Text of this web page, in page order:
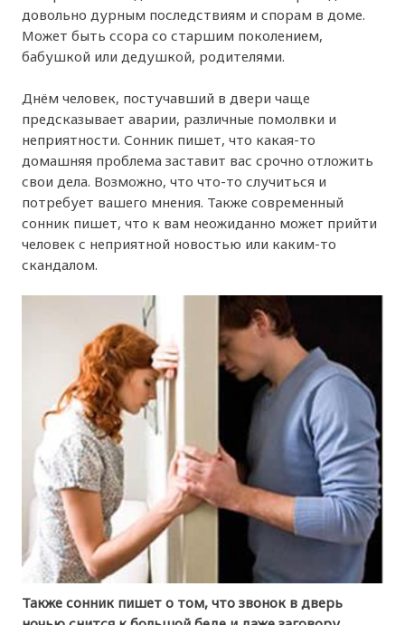
довольно дурным последствиям и спорам в доме.
Может быть ссора со старшим поколением,
бабушкой или дедушкой, родителями.
Днём человек, постучавший в двери чаще
предсказывает аварии, различные помолвки и
неприятности. Сонник пишет, что какая-то
домашняя проблема заставит вас срочно отложить
свои дела. Возможно, что что-то случиться и
потребует вашего мнения. Также современный
сонник пишет, что к вам неожиданно может прийти
человек с неприятной новостью или каким-то
скандалом.
Также сонник пишет о том, что звонок в дверь